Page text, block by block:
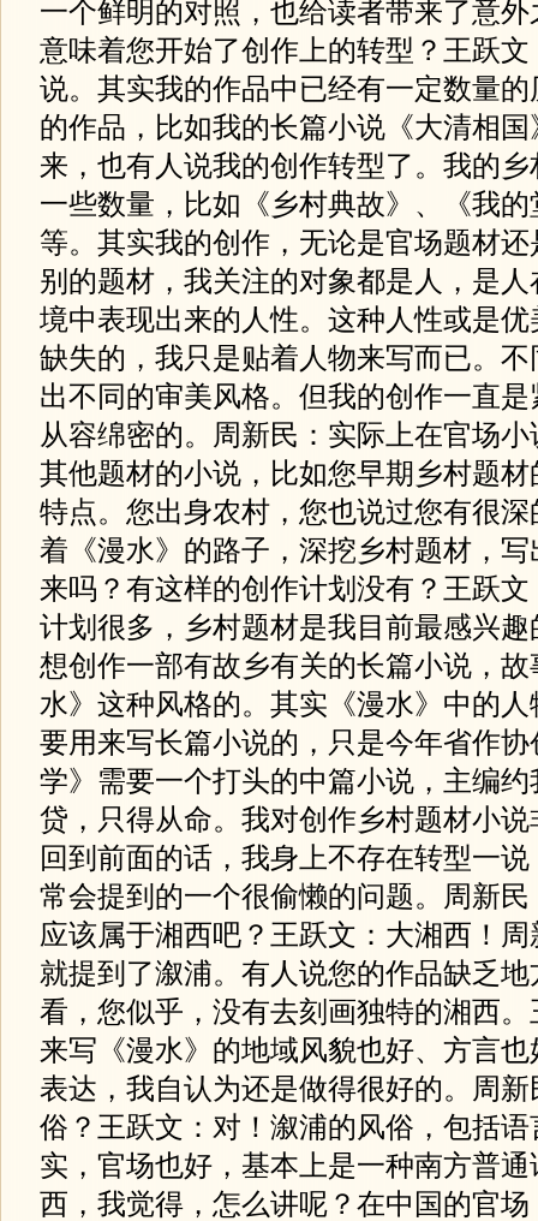
一个鲜明的对照，也给读者带来了意
意味着您开始了创作上的转型？王跃
说。其实我的作品中已经有一定数量
的作品，比如我的长篇小说《大清相
来，也有人说我的创作转型了。我的
一些数量，比如《乡村典故》、《我
等。其实我的创作，无论是官场题材
别的题材，我关注的对象都是人，是
境中表现出来的人性。这种人性或是
缺失的，我只是贴着人物来写而已。
出不同的审美风格。但我的创作一直
从容绵密的。周新民：实际上在官场
其他题材的小说，比如您早期乡村题
特点。您出身农村，您也说过您有很
着《漫水》的路子，深挖乡村题材，
来吗？有这样的创作计划没有？王跃
计划很多，乡村题材是我目前最感兴
想创作一部有故乡有关的长篇小说，
水》这种风格的。其实《漫水》中的
要用来写长篇小说的，只是今年省作协
学》需要一个打头的中篇小说，主编
贷，只得从命。我对创作乡村题材小
回到前面的话，我身上不存在转型一
常会提到的一个很偷懒的问题。周新
应该属于湘西吧？王跃文：大湘西！
就提到了溆浦。有人说您的作品缺乏
看，您似乎，没有去刻画独特的湘西
来写《漫水》的地域风貌也好、方言
表达，我自认为还是做得很好的。周
俗？王跃文：对！溆浦的风俗，包括
实，官场也好，基本上是一种南方普
西，我觉得，怎么讲呢？在中国的官